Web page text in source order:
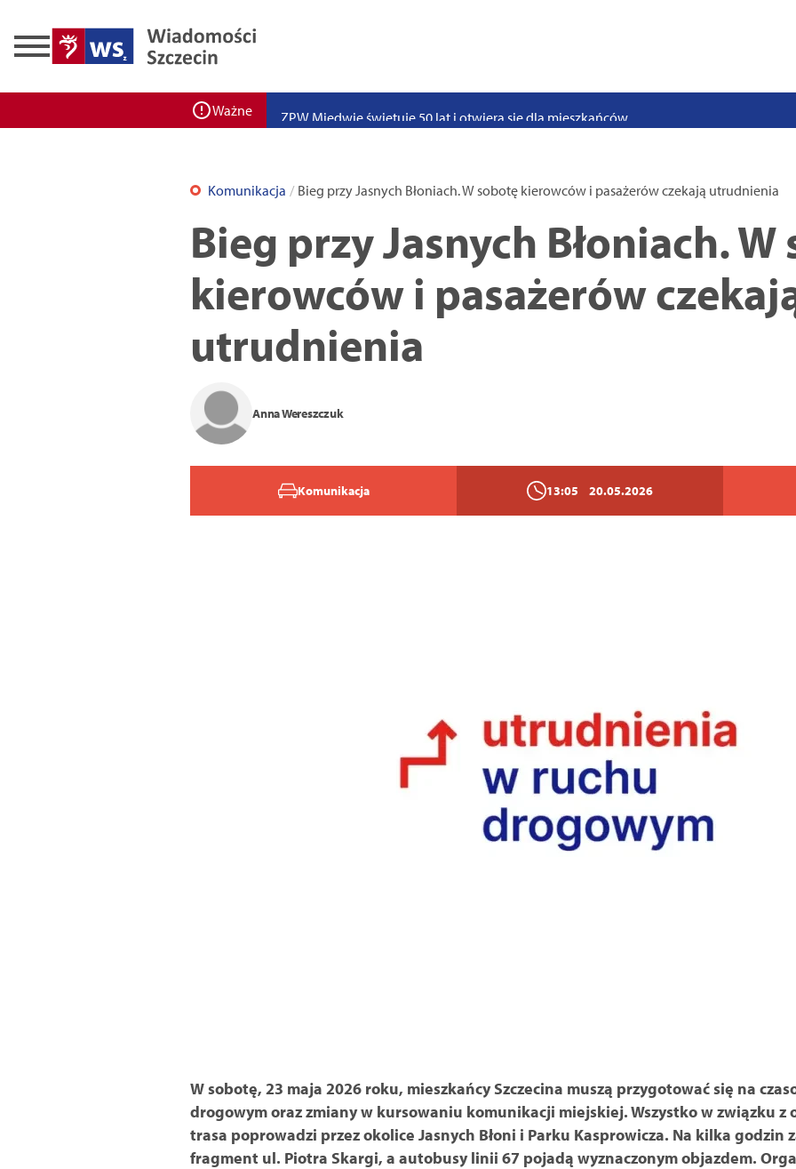
Ważne
ZPW Miedwie świętuje 50 lat i otwiera się dla mieszkańców
Komunikacja Bieg przy Jasnych Błoniach. W sobotę kierowców i pasażerów czekają utrudnienia
Bieg przy Jasnych Błoniach.
kierowców i pasażerów
utrudnienia
Anna Wereszczuk
Komunikacja 13:05 20.05.2026
W sobotę, 23 maja 2026 roku, mieszkańcy Szczecina muszą przygotować się na
drogowym oraz zmiany w kursowaniu komunikacji miejskiej. Wszystko w związku
trasa poprowadzi przez okolice Jasnych Błoni i Parku Kasprowicza. Na kilka godzin
fragment ul. Piotra Skargi, a autobusy linii 67 pojadą wyznaczonym objazdem.